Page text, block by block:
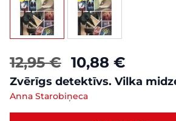
12,95 € 10,88 €
Zvērīgs detektīvs. Vilka
Anna Starobiņeca